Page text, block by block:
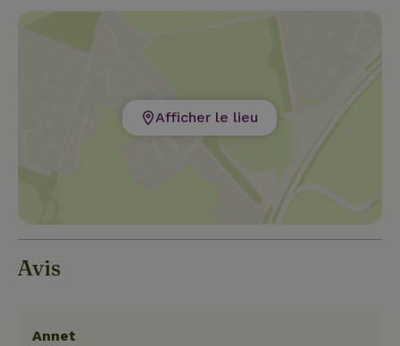
Afficher le lieu
Avis
Annet